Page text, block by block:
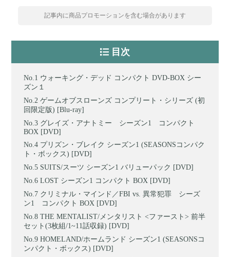
記事内に商品プロモーションを含む場合があります
目次
ウォーキング・デッド コンパクト DVD-BOX シー
ズン１
ゲームオブスローンズ コンプリート・シリーズ (初
回限定版) [Blu-ray]
グレイズ・アナトミー シーズン1 コンパクト
BOX [DVD]
プリズン・ブレイク シーズン1 (SEASONSコンパク
ト・ボックス) [DVD]
SUITS/スーツ シーズン1 バリューパック [DVD]
LOST シーズン1 コンパクト BOX [DVD]
クリミナル・マインド／FBI vs. 異常犯罪 シーズ
ン1 コンパクト BOX [DVD]
THE MENTALIST/メンタリスト <ファースト> 前半
セット(3枚組/1~11話収録) [DVD]
HOMELAND/ホームランド シーズン1 (SEASONSコ
ンパクト・ボックス) [DVD]